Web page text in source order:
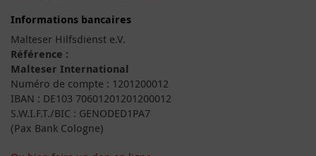
Informations bancaires
Malteser Hilfsdienst e.V.
Référence :
Malteser International
Numéro de compte : 1201200012
IBAN : DE103 70601201201200012
S.W.I.F.T./BIC : GENODED1PA7
(Pax Bank Cologne)